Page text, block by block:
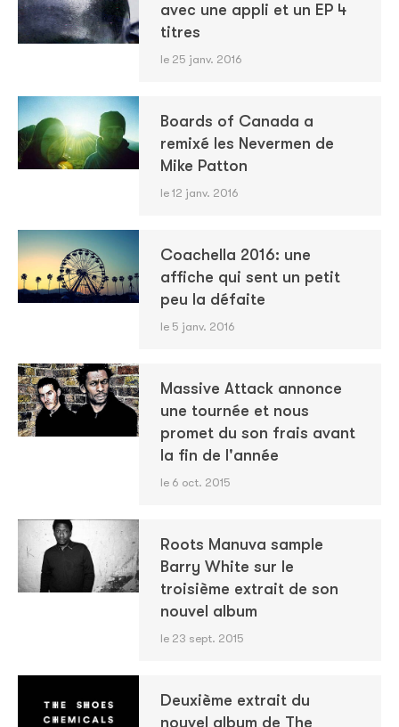
avec une appli et un EP 4
titres
le 25 janv. 2016
Boards of Canada a
remixé les Nevermen de
Mike Patton
le 12 janv. 2016
Coachella 2016: une
affiche qui sent un petit
peu la défaite
le 5 janv. 2016
Massive Attack annonce
une tournée et nous
promet du son frais avant
la fin de l'année
le 6 oct. 2015
Roots Manuva sample
Barry White sur le
troisième extrait de son
nouvel album
le 23 sept. 2015
Deuxième extrait du
nouvel album de The